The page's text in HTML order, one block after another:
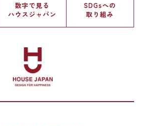
数字で見る
ハウスジャパン
SDGsへの
取り組み